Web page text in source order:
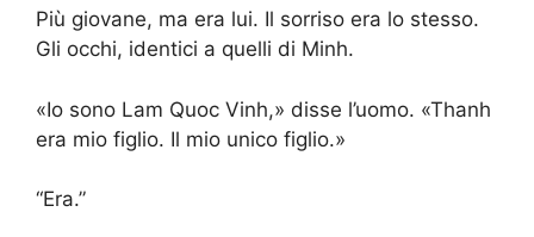
Più giovane, ma era lui. Il sorriso era lo stesso.
Gli occhi, identici a quelli di Minh.
«Io sono Lam Quoc Vinh,» disse l’uomo. «Thanh
era mio figlio. Il mio unico figlio.»
“Era.”